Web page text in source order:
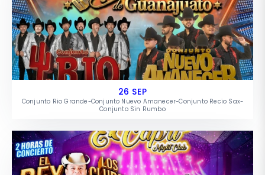
26 SEP
Conjunto Rio Grande-Conjunto Nuevo Amanecer-Conjunto Recio Sax-
Conjunto Sin Rumbo